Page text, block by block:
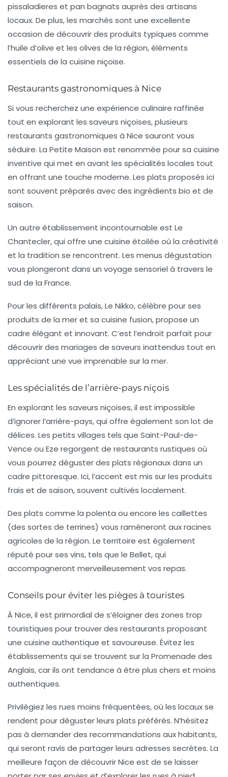
pissaladieres et pan bagnats auprès des artisans
locaux. De plus, les marchés sont une excellente
occasion de découvrir des produits typiques comme
l’huile d’olive et les olives de la région, éléments
essentiels de la cuisine niçoise.
Restaurants gastronomiques à Nice
Si vous recherchez une expérience culinaire raffinée
tout en explorant les saveurs niçoises, plusieurs
restaurants gastronomiques à Nice sauront vous
séduire. La Petite Maison est renommée pour sa cuisine
inventive qui met en avant les spécialités locales tout
en offrant une touche moderne. Les plats proposés ici
sont souvent préparés avec des ingrédients bio et de
saison.
Un autre établissement incontournable est Le
Chantecler, qui offre une cuisine étoilée où la créativité
et la tradition se rencontrent. Les menus dégustation
vous plongeront dans un voyage sensoriel à travers le
sud de la France.
Pour les différents palais,Le Nikko, célèbre pour ses
produits de la mer et sa cuisine fusion, propose un
cadre élégant et innovant. C’est l’endroit parfait pour
découvrir des mariages de saveurs inattendus tout en
appréciant une vue imprenable sur la mer.
Les spécialités de l’arrière-pays niçois
En explorant les saveurs niçoises, il est impossible
d’ignorer l’arrière-pays, qui offre également son lot de
délices. Les petits villages tels que Saint-Paul-de-
Vence ou Eze regorgent de restaurants rustiques où
vous pourrez déguster des plats régionaux dans un
cadre pittoresque. Ici, l’accent est mis sur les produits
frais et de saison, souvent cultivés localement.
Des plats comme la polenta ou encore les caillettes
(des sortes de terrines) vous ramèneront aux racines
agricoles de la région. Le territoire est également
réputé pour ses vins, tels que le Bellet, qui
accompagneront merveilleusement vos repas.
Conseils pour éviter les pièges à touristes
À Nice, il est primordial de s’éloigner des zones trop
touristiques pour trouver des restaurants proposant
une cuisine authentique et savoureuse. Évitez les
établissements qui se trouvent sur la Promenade des
Anglais, car ils ont tendance à être plus chers et moins
authentiques.
Privilégiez les rues moins fréquentées, où les locaux se
rendent pour déguster leurs plats préférés. N’hésitez
pas à demander des recommandations aux habitants,
qui seront ravis de partager leurs adresses secrètes. La
meilleure façon de découvrir Nice est de se laisser